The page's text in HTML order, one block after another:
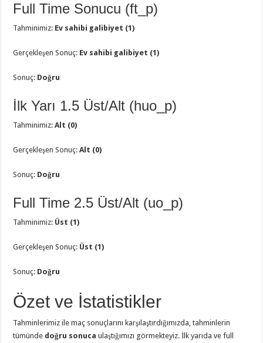
Full Time Sonucu (ft_p)
Tahminimiz: Ev sahibi galibiyet (1)
Gerçekleşen Sonuç: Ev sahibi galibiyet (1)
Sonuç: Doğru
İlk Yarı 1.5 Üst/Alt (huo_p)
Tahminimiz:Alt (0)
Gerçekleşen Sonuç:Alt (0)
Sonuç: Doğru
Full Time 2.5 Üst/Alt (uo_p)
Tahminimiz: Üst (1)
Gerçekleşen Sonuç: Üst (1)
Sonuç: Doğru
Özet ve İstatistikler
Tahminlerimiz ile maç sonuçlarını karşılaştırdığımızda, tahminlerin
tümünde doğru sonuca ulaştığımızı görmekteyiz. İlk yarıda ve full